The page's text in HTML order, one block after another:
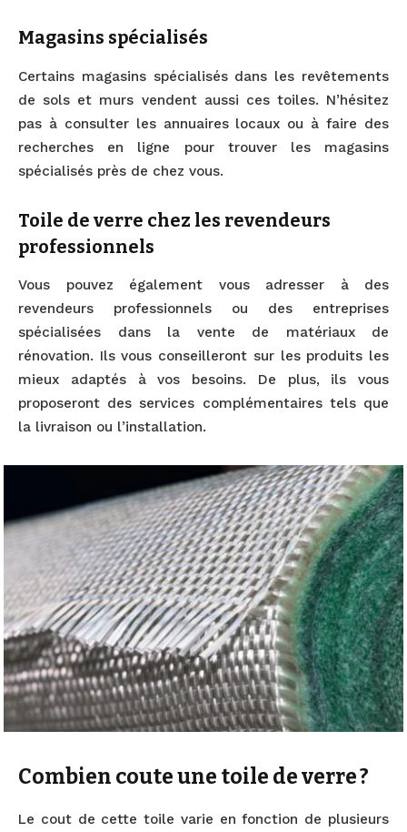
Magasins spécialisés
Certains magasins spécialisés dans les revêtements
de sols et murs vendent aussi ces toiles. N’hésitez
pas à consulter les annuaires locaux ou à faire des
recherches en ligne pour trouver les magasins
spécialisés près de chez vous.
Toile de verre chez les revendeurs
professionnels
Vous pouvez également vous adresser à des
revendeurs professionnels ou des entreprises
spécialisées dans la vente de matériaux de
rénovation. Ils vous conseilleront sur les produits les
mieux adaptés à vos besoins. De plus, ils vous
proposeront des services complémentaires tels que
la livraison ou l’installation.
Combien coute une toile de verre ?
Le cout de cette toile varie en fonction de plusieurs